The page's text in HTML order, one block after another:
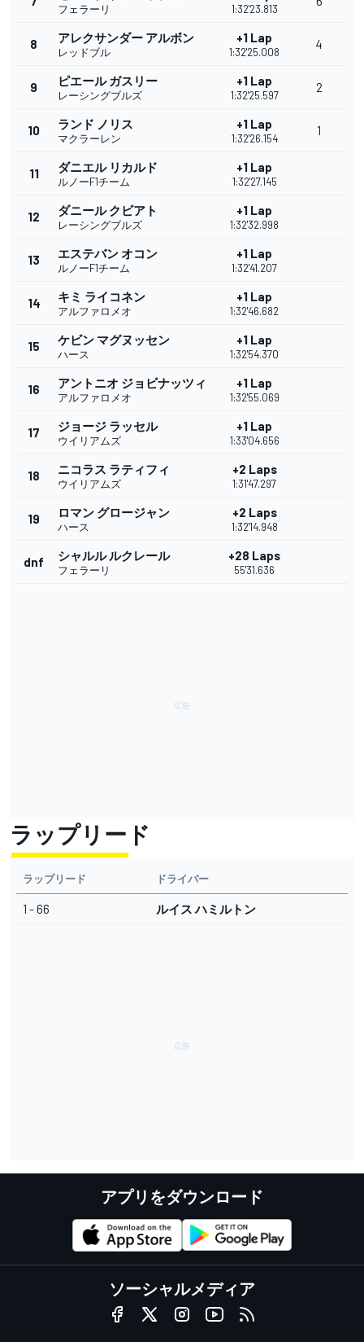
フェラーリ 1:32'23.813
8 アレクサンダー アルボン
レッドブル
+1 Lap
1:32'25.008
4
9 ピエール ガスリー
レーシングブルズ
+1 Lap
1:32'25.597
2
10 ランド ノリス
マクラーレン
+1 Lap
1:32'26.154
1
11 ダニエル リカルド
ルノーF1チーム
+1 Lap
1:32'27.145
12 ダニール クビアト
レーシングブルズ
+1 Lap
1:32'32.998
13 エステバン オコン
ルノーF1チーム
+1 Lap
1:32'41.207
14 キミ ライコネン
アルファロメオ
+1 Lap
1:32'46.682
15 ケビン マグヌッセン
ハース
+1 Lap
1:32'54.370
16 アントニオ ジョビナッツィ
アルファロメオ
+1 Lap
1:32'55.069
17 ジョージ ラッセル
ウイリアムズ
+1 Lap
1:33'04.656
18 ニコラス ラティフィ
ウイリアムズ
+2 Laps
1:31'47.297
19 ロマン グロージャン
ハース
+2 Laps
1:32'14.948
dnf シャルル ルクレール
フェラーリ
+28 Laps
55'31.636
ラップリード
ラップリード ドライバー
1 - 66 ルイス ハミルトン
アプリをダウンロード
ソーシャルメディア